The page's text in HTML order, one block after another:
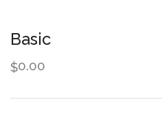
Basic
$0.00